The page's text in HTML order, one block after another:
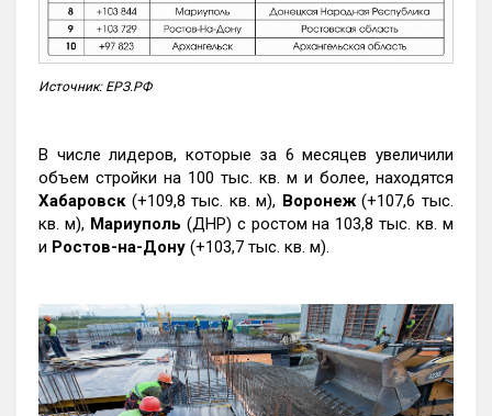
Источник: ЕРЗ.РФ
В числе лидеров, которые за 6 месяцев увеличили
объем стройки на 100 тыс. кв. м и более, находятся
Хабаровск (+109,8 тыс. кв. м), Воронеж(+107,6 тыс.
кв. м), Мариуполь (ДНР) с ростом на 103,8 тыс. кв. м
и Ростов-на-Дону (+103,7 тыс. кв. м).